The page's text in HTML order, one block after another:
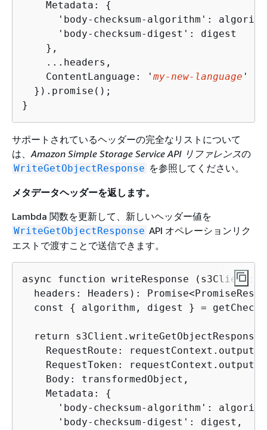
    Metadata:
{
'body-checksum-algorithm':
      'body-checksum-digest': digest
    },
    ...headers,
    ContentLanguage: '
my-new-language '
  }).promise();
}
サポートされているヘッダーの完全なリストについて
は、Amazon Simple Storage Service API リファレンスの
WriteGetObjectResponse を参照してください。
メタデータヘッダーを返します。
Lambda 関数を更新して、新しいヘッダー値を
WriteGetObjectResponse API オペレーションリク
エストで渡すことで送信できます。
async function writeResponse (s3Client:
headers: Headers):
  const
{ algorithm, digest } =
  return s3Client.writeGetObjectResponse(
RequestRoute:
RequestToken:
    Body: transformedObject,
    Metadata:
{
'body-checksum-algorithm':
      'body-checksum-digest': digest,